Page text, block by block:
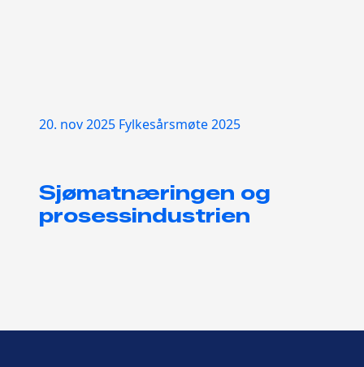
20. nov 2025 Fylkesårsmøte 2025
Sjømatnæringen og
prosessindustrien